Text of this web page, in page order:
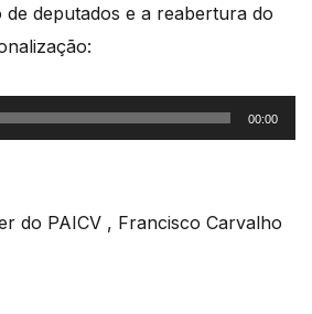
deputados e a reabertura do
00:00
do PAICV , Francisco Carvalho